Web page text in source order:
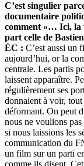
C’est singulier
documentaire
comment »… Ici, la
part celle de
ÉC : C’est aussi un
aujourd’hui, or la
centrale. Les partis
laissent apparaître.
régulièrement ses
donnaient à voir,
déformant. On peut
nous ne voulions
si nous laissions les
communication du
un film sur un parti